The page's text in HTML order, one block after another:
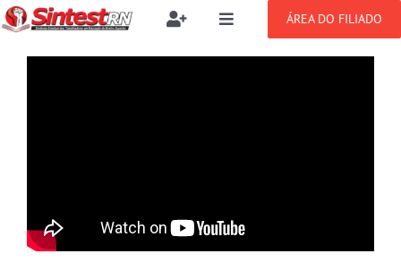
Ir
para
Toggle
Buscar
Setor jurídico
Toggle
CONGRESSOS
ÁREA DO FILIADO